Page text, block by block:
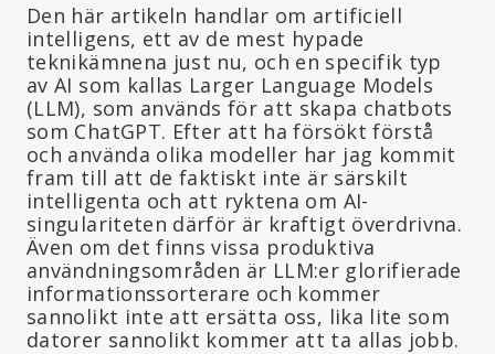
Den här artikeln handlar om artificiell
intelligens, ett av de mest hypade
teknikämnena just nu, och en specifik typ
av AI som kallas Larger Language Models
(LLM), som används för att skapa chatbots
som ChatGPT. Efter att ha försökt förstå
och använda olika modeller har jag kommit
fram till att de faktiskt inte är särskilt
intelligenta och att ryktena om AI-
singulariteten därför är kraftigt överdrivna.
Även om det finns vissa produktiva
användningsområden är LLM:er glorifierade
informationssorterare och kommer
sannolikt inte att ersätta oss, lika lite som
datorer sannolikt kommer att ta allas jobb.